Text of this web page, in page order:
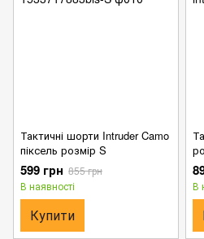
Тактичні шорти Intruder Camo
піксель розмір S
599 грн 855 грн
В наявності
Купити
В